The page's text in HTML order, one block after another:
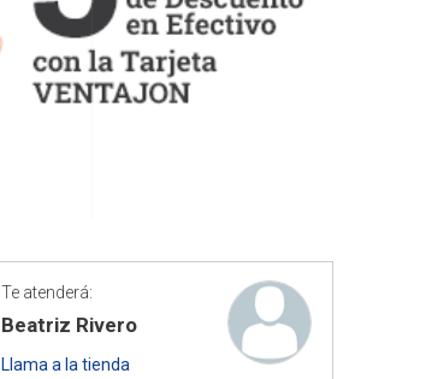
Te atenderá:
Beatriz Rivero
Llama a la tienda